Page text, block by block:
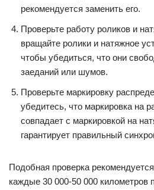
рекомендуется заменить его.
Проверьте работу роликов и
вращайте ролики и натяжное
чтобы убедиться, что они
заеданий или шумов.
Проверьте маркировку
убедитесь, что маркировка на
совпадает с маркировкой на
гарантирует правильный
Подобная проверка
каждые 30 000-50 000 километров